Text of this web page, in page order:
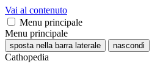
Vai al contenuto
Menu principale
Menu principale
sposta nella barra laterale nascondi
Cathopedia